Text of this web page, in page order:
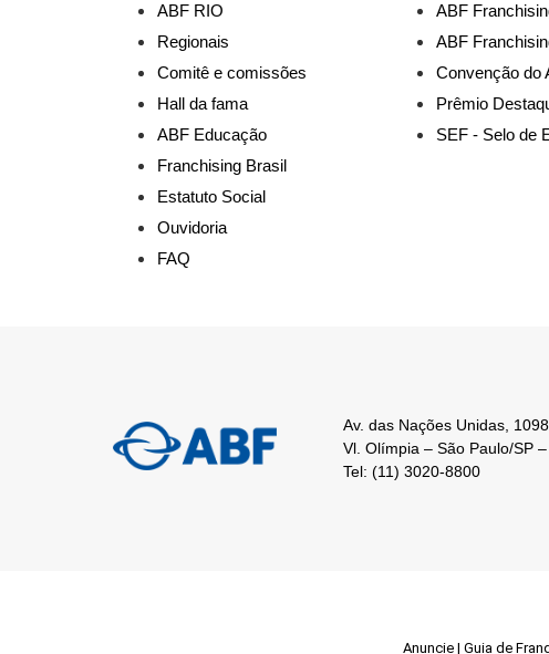
ABF RIO
Regionais
Comitê e comissões
Hall da fama
ABF Educação
Franchising Brasil
Estatuto Social
Ouvidoria
FAQ
ABF
ABF
Convenção do
Prêmio
SEF - Selo de
Av. das Nações Unidas,
Vl. Olímpia – São Paulo/SP
Tel: (11) 3020-8800
Anuncie | Guia de